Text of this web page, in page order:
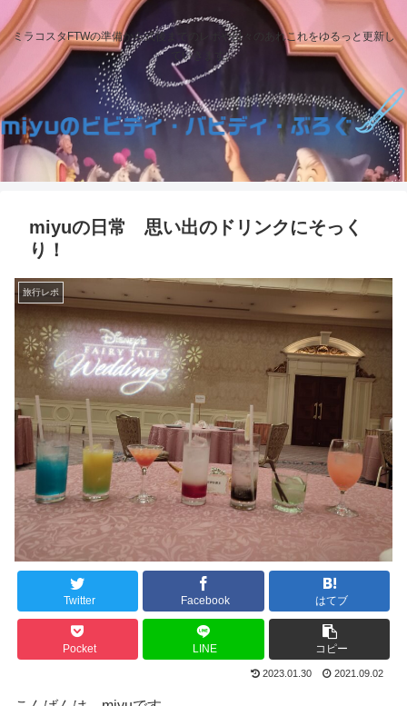
ミラコスタFTWの準備から式後までのレポや日々のあれこれをゆるっと更新し
ていきます。
miyuの日常 思い出のドリンクにそっく
り！
旅行レポ
Twitter Facebook はてブ
Pocket LINE コピー
2023.01.30 2021.09.02